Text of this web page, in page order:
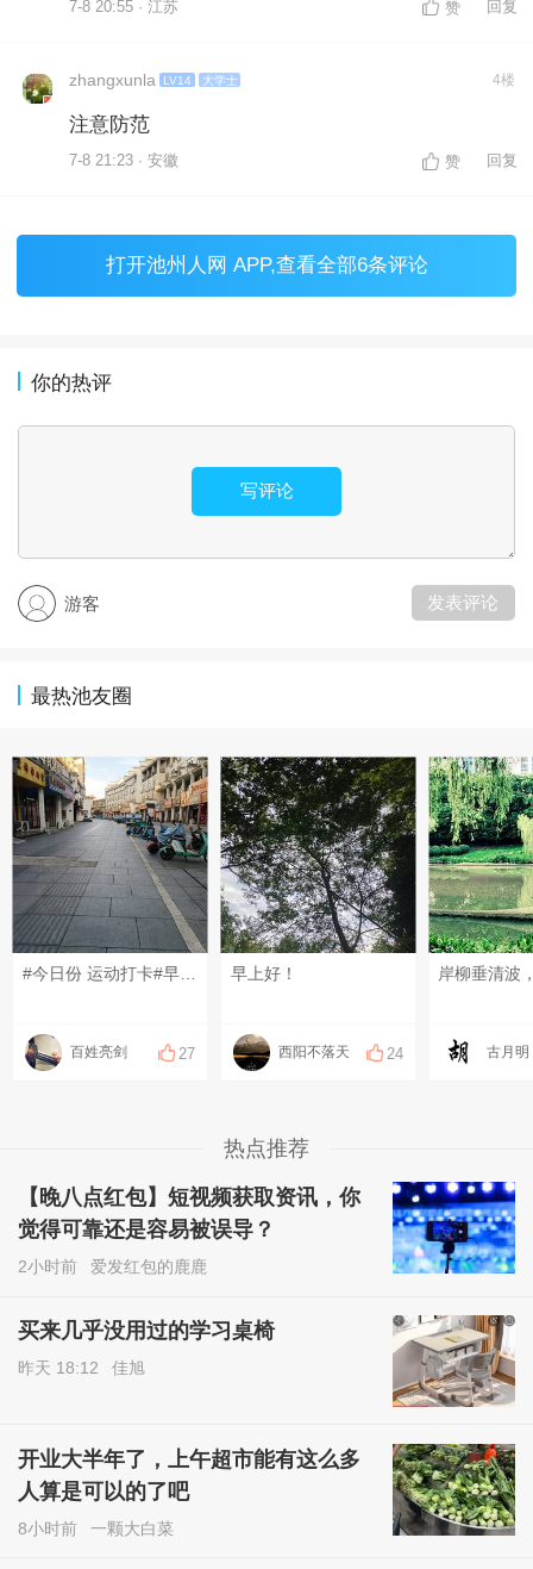
7-8 20:55 · 江苏 赞 回复
zhangxunla LV14 大学士 4楼
注意防范
7-8 21:23 · 安徽 赞 回复
打开池州人网 APP,查看全部6条评论
你的热评
写评论
游客 发表评论
最热池友圈
#今日份 运动打卡#早上好！
百姓亮剑 27
早上好！
西阳不落天 24 古月明
热点推荐
【晚八点红包】短视频获取资讯，你
觉得可靠还是容易被误导？
2小时前 爱发红包的鹿鹿
买来几乎没用过的学习桌椅
昨天 18:12 佳旭
开业大半年了，上午超市能有这么多
人算是可以的了吧
8小时前 一颗大白菜